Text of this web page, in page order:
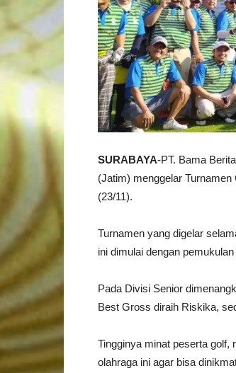
SURABAYA-PT. Bama
(Jatim) menggelar
(23/11).
Turnamen yang digelar
ini dimulai dengan
Pada Divisi Senior
Best Gross diraih Riskika,
Tingginya minat peserta
olahraga ini agar bisa